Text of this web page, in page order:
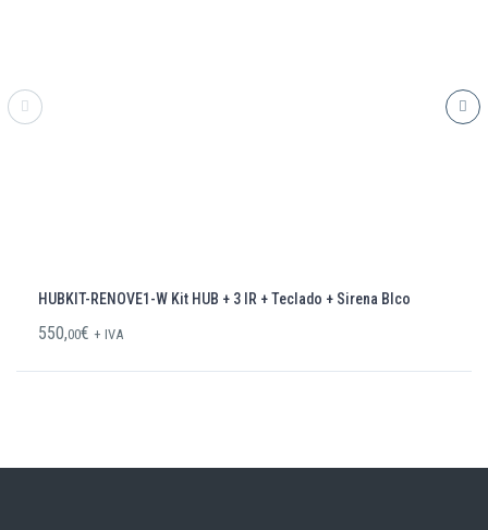
HUBKIT-RENOVE1-W Kit HUB + 3 IR + Teclado + Sirena Blco
550,00€ + IVA